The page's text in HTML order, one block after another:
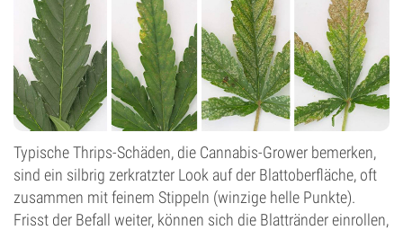
Typische Thrips-Schäden, die Cannabis-Grower bemerken,
sind ein silbrig zerkratzter Look auf der Blattoberfläche, oft
zusammen mit feinem Stippeln (winzige helle Punkte).
Frisst der Befall weiter, können sich die Blattränder einrollen,